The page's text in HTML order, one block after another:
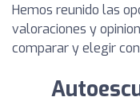
Hemos reunido las
valoraciones y
comparar y elegir